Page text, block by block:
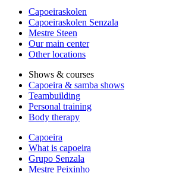
Capoeiraskolen
Capoeiraskolen Senzala
Mestre Steen
Our main center
Other locations
Shows & courses
Capoeira & samba shows
Teambuilding
Personal training
Body therapy
Capoeira
What is capoeira
Grupo Senzala
Mestre Peixinho